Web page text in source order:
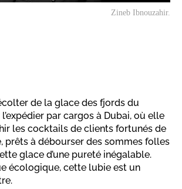
Zineb Ibnouzahir.
de la glace des fjords du
par cargos à Dubai, où elle
les cocktails de clients fortunés de
prêts à débourser des sommes folles
glace d’une pureté inégalable.
écologique, cette lubie est un